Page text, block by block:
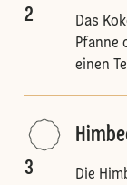
2
Das
Pfanne
einen
3
Die